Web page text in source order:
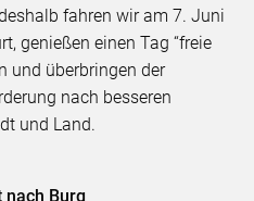
fahren wir am 7. Juni
genießen einen Tag “freie
und überbringen der
nach besseren
und Land.
nach Burg